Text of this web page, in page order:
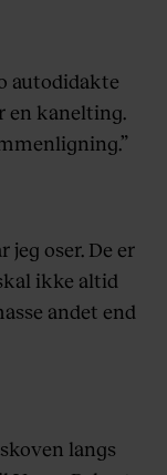
autodidakte
en kanelting.
jeg oser. De er
ikke altid
andet end
langs